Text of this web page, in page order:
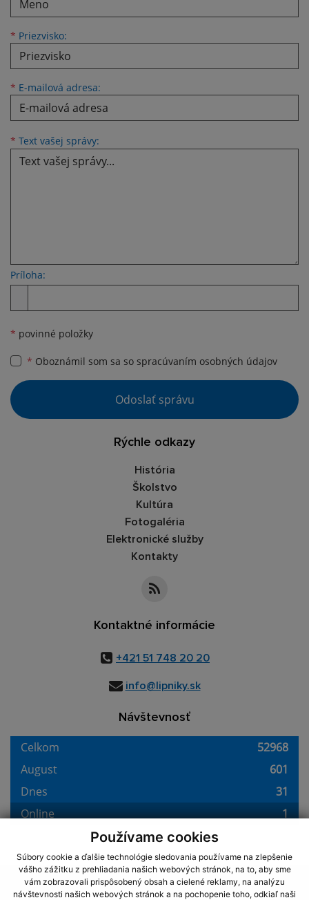
Používame cookies
Súbory cookie a ďalšie technológie sledovania používame na zlepšenie
vášho zážitku z prehliadania našich webových stránok, na to, aby sme
vám zobrazovali prispôsobený obsah a cielené reklamy, na analýzu
návštevnosti našich webových stránok a na pochopenie toho, odkiaľ naši
* Priezvisko:
* E-mailová adresa:
* Text vašej správy:
Príloha:
* povinné položky
* Oboznámil som sa so spracúvaním osobných údajov
Google reCaptcha Response
Odoslať správu
Rýchle odkazy
História
Školstvo
Kultúra
Fotogaléria
Elektronické služby
Kontakty
Kontaktné informácie
+421 51 748 20 20
info@lipniky.sk
Návštevnosť
využite možnosť získavania aktuálnych informácií s využitím RSS
CMS systém (redakčný) systém ECHELON 2,Mapa stránok,web portál